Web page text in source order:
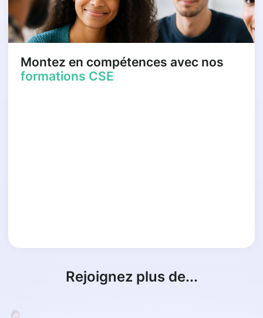
Montez en compétences avec nos
formations CSE
Rejoignez plus de...